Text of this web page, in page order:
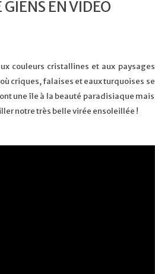
GIENS EN VIDÉO
couleurs cristallines et aux paysages
criques, falaises et eaux turquoises se
une île à la beauté paradisiaque mais
notre très belle virée ensoleillée !